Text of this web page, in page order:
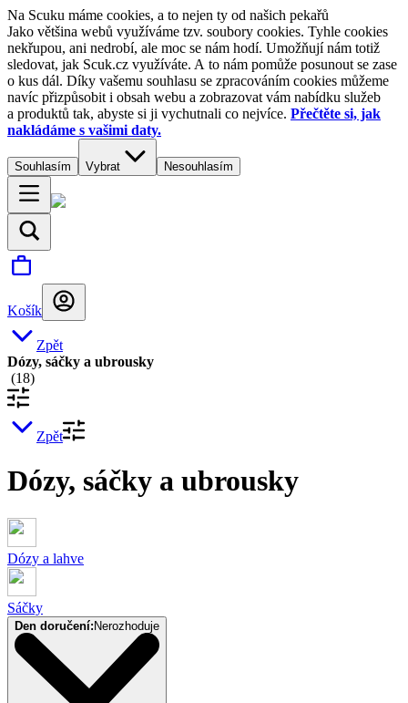
Na Scuku máme cookies, a to nejen ty od našich pekařů
Jako většina webů využíváme tzv. soubory cookies. Tyhle cookies
nekřupou, ani nedrobí, ale moc se nám hodí. Umožňují nám totiž
sledovat, jak Scuk.cz využíváte. A to nám pomůže posunout se zase
o kus dál. Díky vašemu souhlasu se zpracováním cookies můžeme
navíc přizpůsobit i obsah webu a zobrazovat vám nabídku služeb
a produktů tak, abyste si ji vychutnali co nejvíce. Přečtěte si, jak
nakládáme s vašimi daty.
Souhlasím Vybrat Nesouhlasím
Košík
Zpět
Dózy, sáčky a ubrousky
(18)
Zpět
Dózy, sáčky a ubrousky
Dózy a lahve
Sáčky
Den doručení: Nerozhoduje